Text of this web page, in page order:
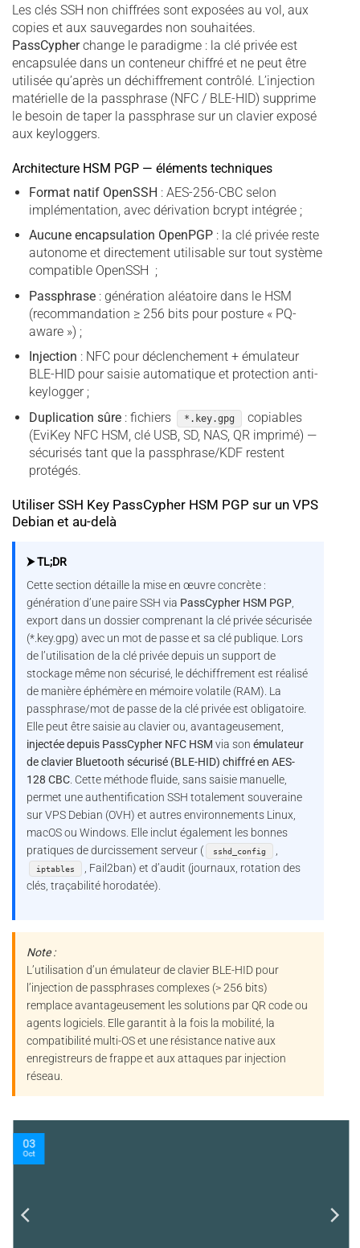
Les clés SSH non chiffrées sont exposées au vol, aux
copies et aux sauvegardes non souhaitées.
PassCypherchange le paradigme : la clé privée est
encapsulée dans un conteneur chiffré et ne peut être
utilisée qu’après un déchiffrement contrôlé. L’injection
matérielle de la passphrase (NFC / BLE-HID) supprime
le besoin de taper la passphrase sur un clavier exposé
aux keyloggers.
Architecture HSM PGP — éléments techniques
Format natif OpenSSH : AES-256-CBC selon
implémentation, avec dérivation bcrypt intégrée ;
Aucune encapsulation OpenPGP: la clé privée reste
autonome et directement utilisable sur tout système
compatible OpenSSH ;
Passphrase: génération aléatoire dans le HSM
(recommandation ≥ 256 bits pour posture « PQ-
aware ») ;
Injection : NFC pour déclenchement + émulateur
BLE-HID pour saisie automatique et protection anti-
keylogger ;
Duplication sûre: fichiers *.key.gpg
copiables
(EviKey NFC HSM, clé USB, SD, NAS, QR imprimé) —
sécurisés tant que la passphrase/KDF restent
protégés.
Utiliser SSH Key PassCypher HSM PGP sur un VPS
Debian et au-delà
⮞ TL;DR
Cette section détaille la mise en œuvre concrète :
génération d’une paire SSH via PassCypher HSM PGP
export dans un dossier comprenant la clé privée sécurisée
(*.key.gpg) avec un mot de passe et sa clé publique. Lors
de l’utilisation de la clé privée depuis un support de
stockage même non sécurisé, le déchiffrement est réalisé
de manière éphémère en mémoire volatile (RAM). La
passphrase/mot de passe de la clé privée est obligatoire.
Elle peut être saisie au clavier ou, avantageusement,
injectée depuis PassCypher NFC HSM via sonémulateur
de clavier Bluetooth sécurisé (BLE-HID) chiffré en AES-
128 CBC . Cette méthode fluide, sans saisie manuelle,
permet une authentification SSH totalement souveraine
sur VPS Debian (OVH) et autres environnements Linux,
macOS ou Windows. Elle inclut également les bonnes
pratiques de durcissement serveur (
sshd_config
iptables
, Fail2ban) et d’audit (journaux, rotation des
clés, traçabilité horodatée).
Note :
L’utilisation d’un émulateur de clavier BLE-HID pour
l’injection de passphrases complexes (> 256 bits)
remplace avantageusement les solutions par QR code ou
agents logiciels. Elle garantit à la fois la mobilité, la
compatibilité multi-OS et une résistance native aux
enregistreurs de frappe et aux attaques par injection
réseau.
03
Oct